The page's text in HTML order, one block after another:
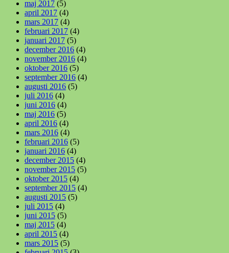
maj 2017 (5)
april 2017 (4)
mars 2017 (4)
februari 2017 (4)
januari 2017 (5)
december 2016 (4)
november 2016 (4)
oktober 2016 (5)
september 2016 (4)
augusti 2016 (5)
juli 2016 (4)
juni 2016 (4)
maj 2016 (5)
april 2016 (4)
mars 2016 (4)
februari 2016 (5)
januari 2016 (4)
december 2015 (4)
november 2015 (5)
oktober 2015 (4)
september 2015 (4)
augusti 2015 (5)
juli 2015 (4)
juni 2015 (5)
maj 2015 (4)
april 2015 (4)
mars 2015 (5)